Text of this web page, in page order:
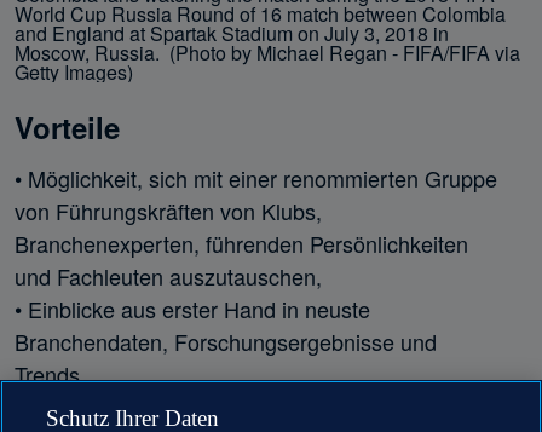
Vorteile
• Möglichkeit, sich mit einer renommierten Gruppe
von Führungskräften von Klubs,
Branchenexperten, führenden Persönlichkeiten
und Fachleuten auszutauschen,
• Einblicke aus erster Hand in neuste
Branchendaten, Forschungsergebnisse und
Trends,
• praxisbezogene, interaktive Präsentationen,
Schutz Ihrer Daten